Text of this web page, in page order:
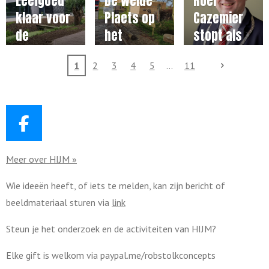
Ouderkerk
menselijk
handelen
klaar voor
de
toekomst
Plaets op
het
vordert
Cazemier
stopt als
ster en
1 2 3 4 5 11
F
a
c
e
b
o
Meer over HIJM »
Wie ideeën heeft, of iets te melden, kan zijn bericht of
beeldmateriaal sturen via link
Steun je het onderzoek en de activiteiten van HIJM?
Elke gift is welkom via paypal.me/robstolkconcepts